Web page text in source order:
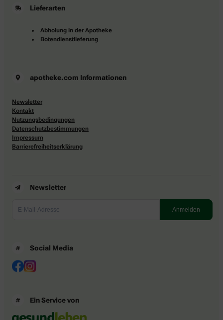
Lieferarten
Abholung in der Apotheke
Botendienstlieferung
apotheke.com Informationen
Newsletter
Kontakt
Nutzungsbedingungen
Datenschutzbestimmungen
Impressum
Barrierefreiheitserklärung
Newsletter
Social Media
Ein Service von